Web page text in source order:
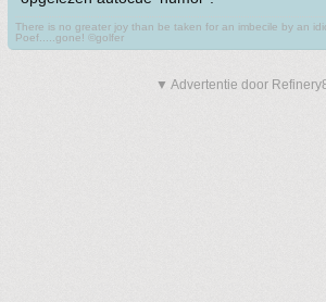
There is no greater joy than be taken for an imbecile by an
Poef.....gone! ©golfer
▼ Advertentie door